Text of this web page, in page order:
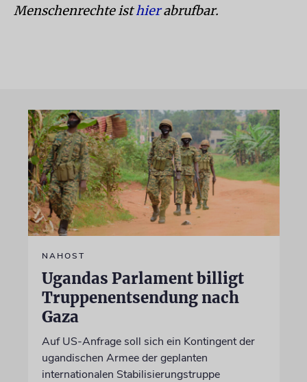
Menschenrechte isthierabrufbar.
NAHOST
Ugandas Parlament billigt
Truppenentsendung nach
Gaza
Auf US-Anfrage soll sich ein Kontingent der
ugandischen Armee der geplanten
internationalen Stabilisierungstruppe